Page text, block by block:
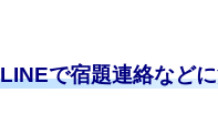
で宿題連絡など